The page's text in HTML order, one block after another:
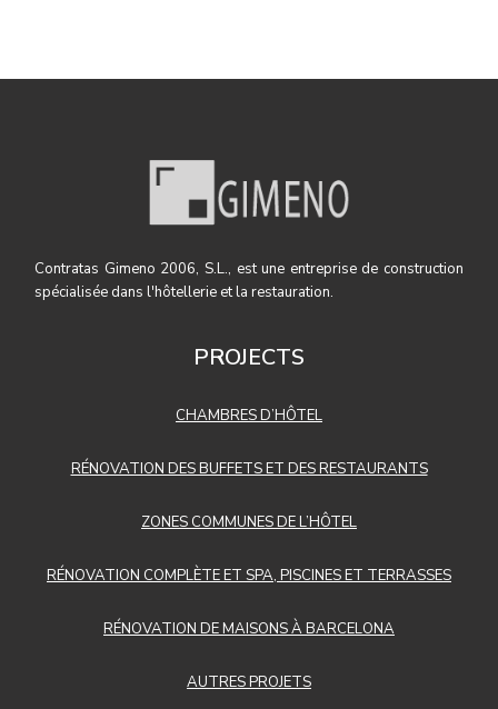
Contratas Gimeno 2006, S.L., est une entreprise de construction
spécialisée dans l'hôtellerie et la restauration.
PROJECTS
CHAMBRES D’HÔTEL
RÉNOVATION DES BUFFETS ET DES RESTAURANTS
ZONES COMMUNES DE L’HÔTEL
RÉNOVATION COMPLÈTE ET SPA, PISCINES ET TERRASSES
RÉNOVATION DE MAISONS À BARCELONA
AUTRES PROJETS